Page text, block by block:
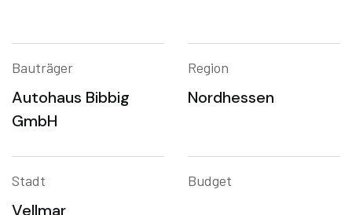
Bauträger
Autohaus Bibbig
GmbH
Region
Nordhessen
Stadt
Vellmar
Budget